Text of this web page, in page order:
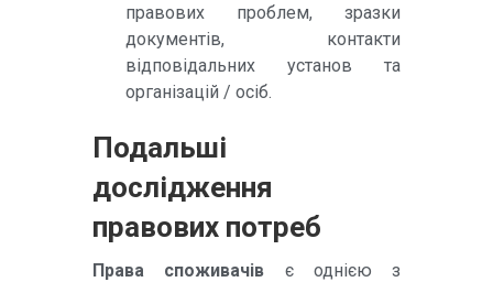
правових проблем, зразки
документів, контакти
відповідальних установ та
організацій / осіб.
Подальші
дослідження
правових потреб
Права споживачів є однією з